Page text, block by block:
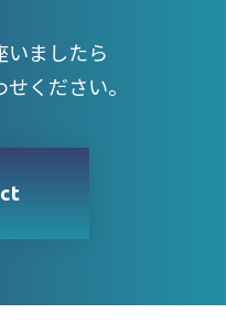
いましたら
ください。